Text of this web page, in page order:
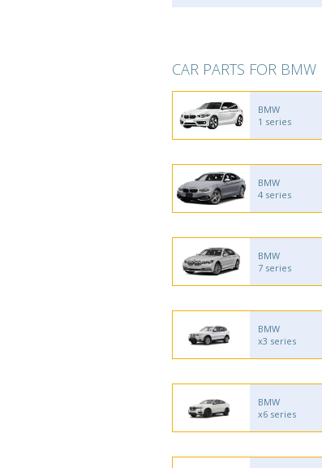
CAR PARTS FOR BMW
BMW
1 series
BMW
4 series
BMW
7 series
BMW
x3 series
BMW
x6 series